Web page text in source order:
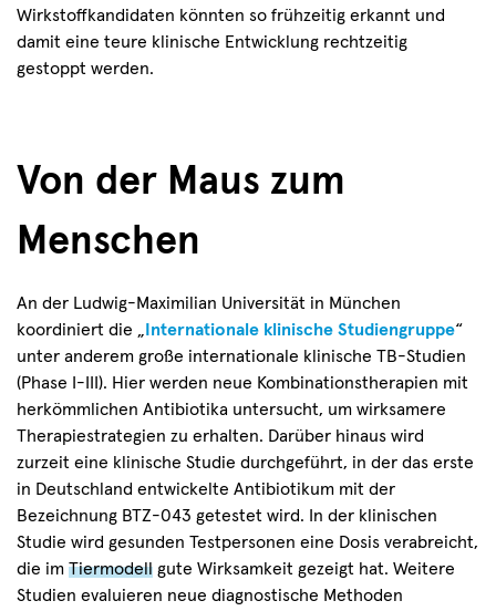
Wirkstoffkandidaten könnten so frühzeitig erkannt und
damit eine teure klinische Entwicklung rechtzeitig
gestoppt werden.
Von der Maus zum
Menschen
An der Ludwig-Maximilian Universität in München
koordiniert die „
Internationale klinische Studiengruppe“
unter anderem große internationale klinische TB-Studien
(Phase I-III). Hier werden neue Kombinationstherapien mit
herkömmlichen Antibiotika untersucht, um wirksamere
Therapiestrategien zu erhalten. Darüber hinaus wird
zurzeit eine klinische Studie durchgeführt, in der das erste
in Deutschland entwickelte Antibiotikum mit der
Bezeichnung BTZ-043 getestet wird.
In der klinischen
Studie wird gesunden Testpersonen eine Dosis verabreicht,
die im Tiermodell gute Wirksamkeit gezeigt hat. Weitere
Studien evaluieren neue diagnostische Methoden